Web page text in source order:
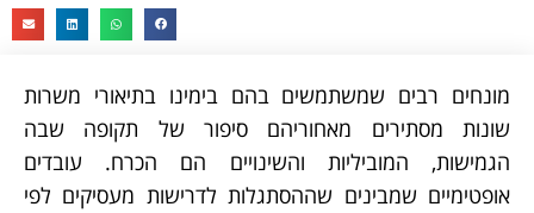
מונחים רבים שמשתמשים בהם בימינו בתיאורי משרות
שונות מסתירים מאחוריהם סיפור של תקופה שבה
הגמישות, המוביליות והשינויים הם הכרח. עובדים
אופטימיים שמבינים שההסתגלות לדרישות מעסיקים לפי